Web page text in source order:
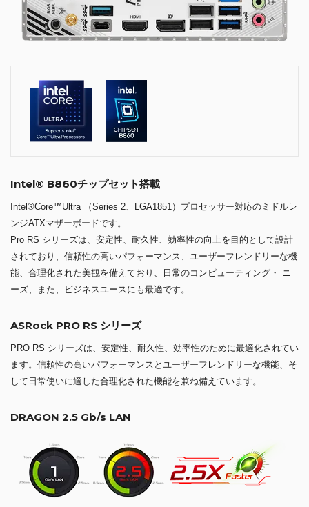
Intel® B860チップセット搭載
Intel®Core™Ultra （Series 2、LGA1851）プロセッサー対応のミドルレ
ンジATXマザーボードです。
Pro RS シリーズは、安定性、耐久性、効率性の向上を目的として設計
されており、信頼性の高いパフォーマンス、ユーザーフレンドリーな機
能、合理化された美観を備えており、日常のコンピューティング・ ニ
ーズ、また、ビジネスユースにも最適です。
ASRock PRO RS シリーズ
PRO RS シリーズは、安定性、耐久性、効率性のために最適化されてい
ます。信頼性の高いパフォーマンスとユーザーフレンドリーな機能、そ
して日常使いに適した合理化された機能を兼ね備えています。
DRAGON 2.5 Gb/s LAN